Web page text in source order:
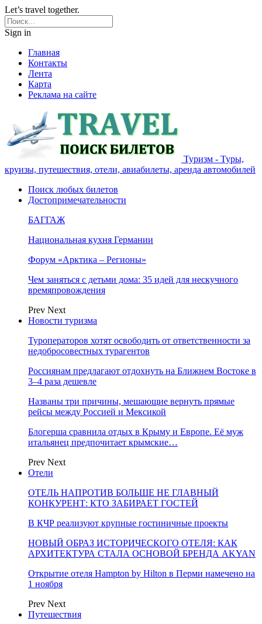
Let’s travel together.
Sign in
Главная
Контакты
Лента
Карта
Реклама на сайте
Туризм - Туры,
круизы, путешествия, отели, авиабилеты, аренда автомобилей
Поиск любых билетов
Достопримечательности
БАГГАЖ
Национальная кухня Германии
Форум «Арктика – Регионы»
Чем заняться с детьми дома: 35 идей для нескучного
времяпровождения
Prev Next
Новости туризма
Туроператоров хотят освободить от ответственности за
недобросовестных турагентов
Россиянам предлагают отдохнуть на Ближнем Востоке в
3–4 раза дешевле
Названы три причины, мешающие вернуть прямые
рейсы между Россией и Мексикой
Блогерша сравнила отдых в Крыму и Европе. Её муж
итальянец предпочитает крымские…
Prev Next
Отели
ОТЕЛЬ НАПРОТИВ БОЛЬШЕ НЕ ГЛАВНЫЙ
КОНКУРЕНТ: КТО ЗАБИРАЕТ ГОСТЕЙ
В КЧР реализуют крупные гостиничные проекты
НОВЫЙ ОБРАЗ ИСТОРИЧЕСКОГО ОТЕЛЯ: КАК
АРХИТЕКТУРА СТАЛА ОСНОВОЙ БРЕНДА AKYAN
Открытие отеля Hampton by Hilton в Перми намечено на
1 ноября
Prev Next
Путешествия